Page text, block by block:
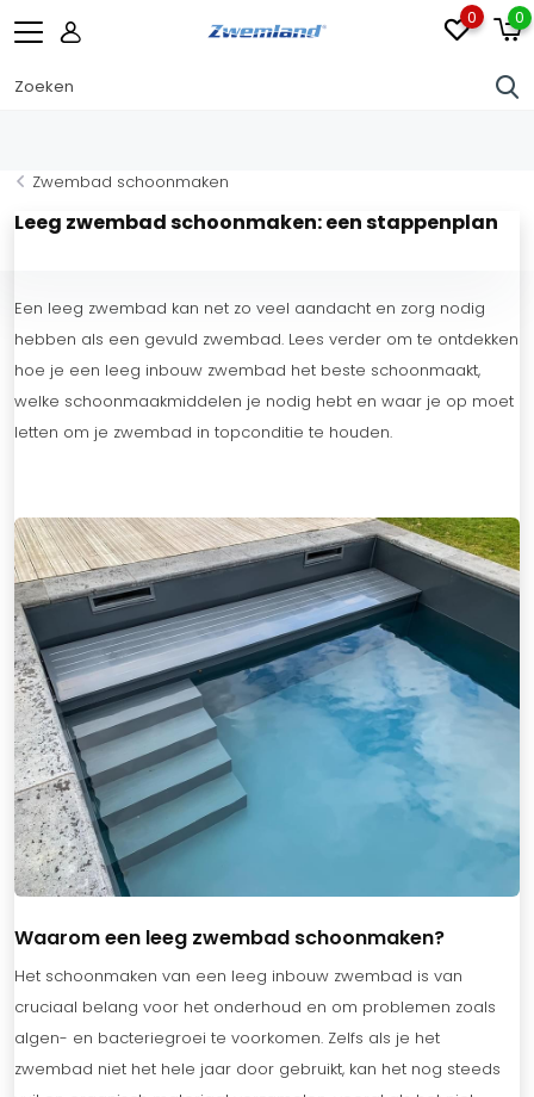
0 0
Zwembad schoonmaken
Leeg zwembad schoonmaken: een stappenplan
Een leeg zwembad kan net zo veel aandacht en zorg nodig
hebben als een gevuld zwembad. Lees verder om te ontdekken
hoe je een leeg inbouw zwembad het beste schoonmaakt,
welke schoonmaakmiddelen je nodig hebt en waar je op moet
letten om je zwembad in topconditie te houden.
Waarom een leeg zwembad schoonmaken?
Het schoonmaken van een leeg inbouw zwembad is van
cruciaal belang voor het onderhoud en om problemen zoals
algen- en bacteriegroei te voorkomen. Zelfs als je het
zwembad niet het hele jaar door gebruikt, kan het nog steeds